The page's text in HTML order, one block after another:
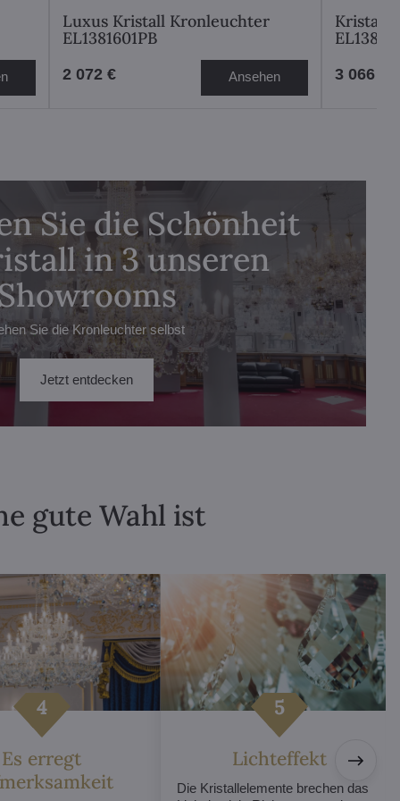
Luxus Kristall Kronleuchter
EL1381601PB
2 072 € Ansehen
Kristall
3 066 €
Sie die Schönheit
in 3 unseren
Sie die Kronleuchter selbst
Jetzt entdecken
gute Wahl ist
Es erregt
Lichteffekt
Die Kristallelemente brechen das